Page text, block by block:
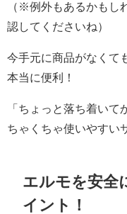
（※例外もあるかもし
認してくださいね）
今手元に商品がなくて
本当に便利！
「ちょっと落ち着い
ちゃくちゃ使いやすい
エルモを安全
イント！